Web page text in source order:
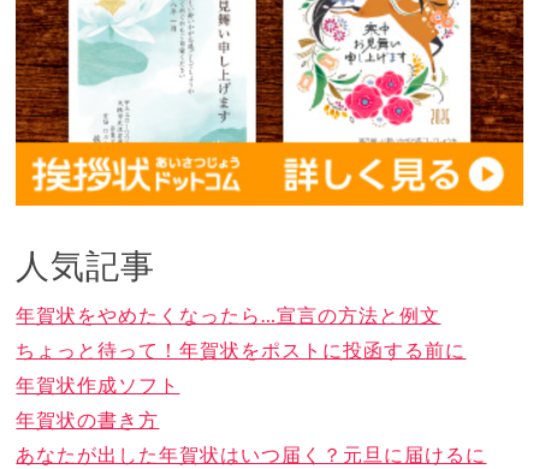
人気記事
年賀状をやめたくなったら…宣言の方法と例文
ちょっと待って！年賀状をポストに投函する前に
年賀状作成ソフト
年賀状の書き方
あなたが出した年賀状はいつ届く？元旦に届けるに